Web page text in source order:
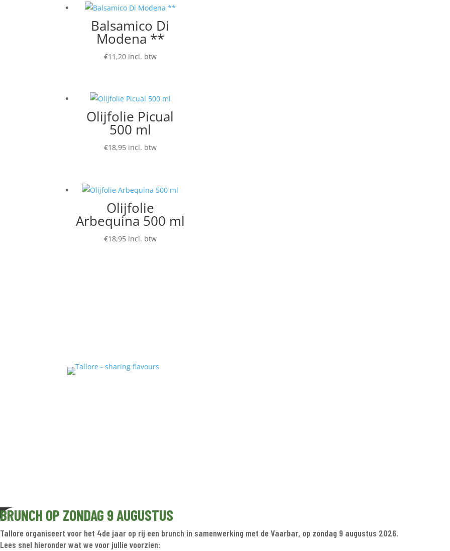
Balsamico Di
Modena **
€11,20 incl. btw
Olijfolie Picual
500 ml
€18,95 incl. btw
Olijfolie
Arbequina 500 ml
€18,95 incl. btw
BRUNCH OP ZONDAG 9 AUGUSTUS
Tallore organiseert voor het 4de jaar op rij een brunch in samenwerking met de Vaarbar, op zondag 9 augustus 2026.
Lees snel hieronder wat we voor jullie voorzien: